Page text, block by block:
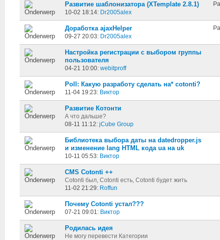
Развитие шаблонизатора (XTemplate 2.8.1)
10-02 18:14: Dr2005alex
Доработка ajaxHelper
09-27 20:03: Dr2005alex
Настройка регистрации с выбором группы
пользователя
04-21 10:00: webitproff
Poll: Какую разработу сделать на* cotonti?
11-04 19:23: Виктор
Развитие Котонти
А что дальше?
08-11 11:12: jCube Group
Библиотека выбора даты на datedropper.js
и изменение lang HTML кода ua на uk
10-11 05:53: Виктор
CMS Cotonti ++
Cotonti был, Cotonti есть, Cotonti будет жить
11-02 21:29: Roffun
Почему Cotonti устал???
07-21 09:01: Виктор
Родилась идея
Не могу перевести Категории